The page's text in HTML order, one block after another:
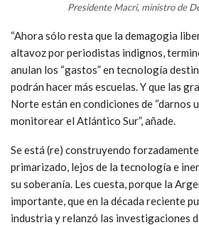
Presidente Macri, ministro de
“Ahora sólo resta que la demagogia
altavoz por periodistas indignos,
anulan los “gastos” en tecnología
podrán hacer más escuelas. Y que las
Norte están en condiciones de “darnos
monitorear el Atlántico Sur”, añade.
Se está (re) construyendo
primarizado, lejos de la tecnología e
su soberanía. Les cuesta, porque la
importante, que en la década reciente
industria y relanzó las investigaciones